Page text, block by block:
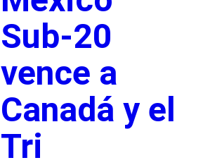
Sub-20
vence a
Canadá y el
Tri